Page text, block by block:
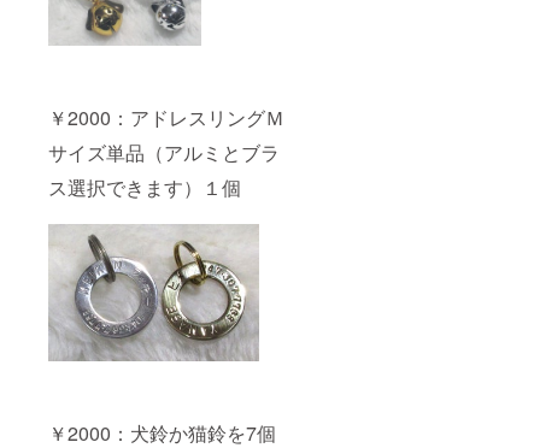
￥2000：アドレスリングＭ
サイズ単品（アルミとブラ
ス選択できます）１個
￥2000：犬鈴か猫鈴を7個